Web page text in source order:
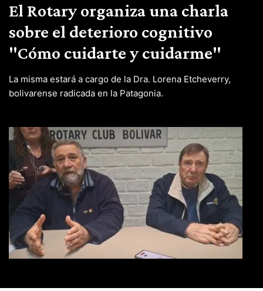
El Rotary organiza una charla
sobre el deterioro cognitivo
"Cómo cuidarte y cuidarme"
La misma estará a cargo de la Dra. Lorena Etcheverry,
bolivarense radicada en la Patagonia.